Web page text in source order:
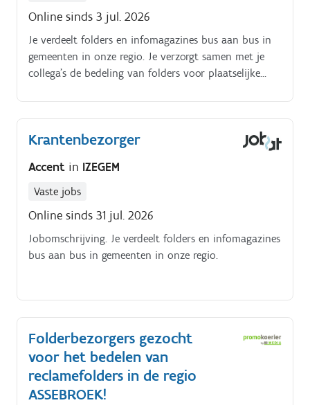
Online sinds 3 jul. 2026
Je verdeelt folders en infomagazines bus aan bus in
gemeenten in onze regio. Je verzorgt samen met je
collega’s de bedeling van folders voor plaatselijke
Krantenbezorger
Accent in IZEGEM
Vaste jobs
Online sinds 31 jul. 2026
Jobomschrijving. Je verdeelt folders en infomagazines
bus aan bus in gemeenten in onze regio.
Folderbezorgers gezocht
voor het bedelen van
reclamefolders in de regio
ASSEBROEK!